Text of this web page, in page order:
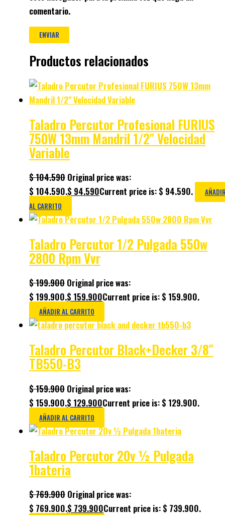
comentario.
Productos relacionados
Taladro Percutor Profesional FURIUS
750W 13mm Mandril 1/2″ Velocidad
Variable
$104.590 Original price was:
$ 104.590.$ 94.590Current price is: $ 94.590.
AL CARRITO
Taladro Percutor 1/2 Pulgada 550w
2800 Rpm Vvr
$199.900 Original price was:
$ 199.900.$ 159.900Current price is: $ 159.900.
AÑADIR AL CARRITO
Taladro Percutor Black+Decker 3/8″
TB550-B3
$159.900 Original price was:
$ 159.900.$ 129.900Current price is: $ 129.900.
AÑADIR AL CARRITO
Taladro Percutor 20v ½ Pulgada
1bateria
$769.900 Original price was:
$ 769.900.$ 739.900Current price is: $ 739.900.